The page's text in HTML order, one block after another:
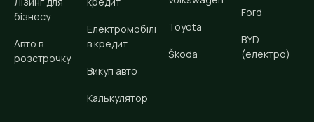
бізнесу
Авто в
розстрочку
Електромобілі
в кредит
Викуп авто
Калькулятор
Toyota
Škoda
Ford
BYD
(електро)